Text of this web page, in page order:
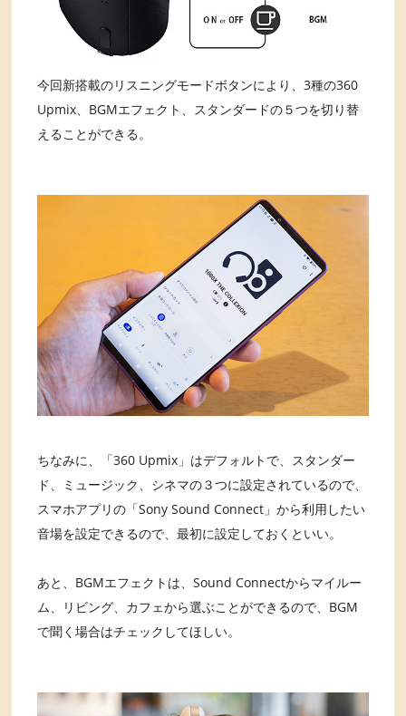
今回新搭載のリスニングモードボタンにより、3種の360
Upmix、BGMエフェクト、スタンダードの５つを切り替
えることができる。
ちなみに、「360 Upmix」はデフォルトで、スタンダー
ド、ミュージック、シネマの３つに設定されているので、
スマホアプリの「Sony Sound Connect」から利用したい
音場を設定できるので、最初に設定しておくといい。
あと、BGMエフェクトは、Sound Connectからマイルー
ム、リビング、カフェから選ぶことができるので、BGM
で聞く場合はチェックしてほしい。